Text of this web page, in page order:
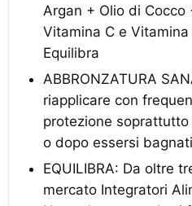
Argan + Olio di Cocco
Vitamina C e Vitamina
Equilibra
ABBRONZATURA
riapplicare con
protezione
o dopo essersi
EQUILIBRA: Da oltre
mercato Integratori